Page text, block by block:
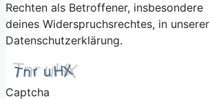
Rechten als Betroffener, insbesondere
deines Widerspruchsrechtes, in unserer
Datenschutzerklärung.
Captcha